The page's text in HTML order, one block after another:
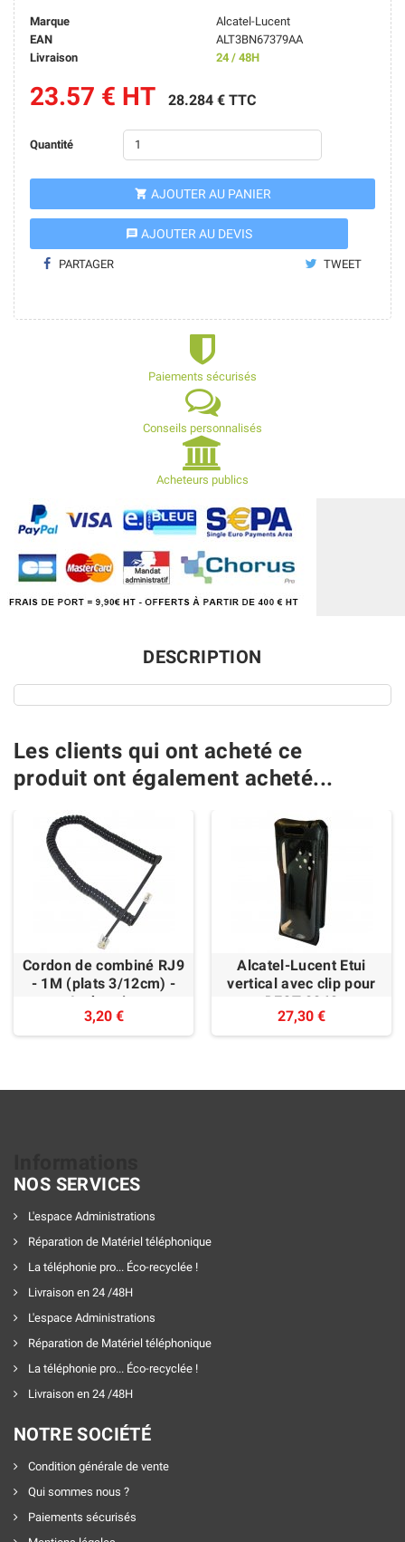
Marque
Alcatel-Lucent
EAN
ALT3BN67379AA
Livraison
24 / 48H
23.57 € HT 28.284 € TTC
Quantité
 AJOUTER AU PANIER
message AJOUTER AU DEVIS
PARTAGER TWEET
Paiements sécurisés
Conseils personnalisés
Acheteurs publics
DESCRIPTION
Les clients qui ont acheté ce
produit ont également acheté...
Cordon de combiné RJ9
- 1M (plats 3/12cm) -
Anthracite
3,20 €
Alcatel-Lucent Etui
vertical avec clip pour
DECT 8262
27,30 €
NOS SERVICES
L'espace Administrations
Réparation de Matériel téléphonique
La téléphonie pro... Éco-recyclée !
Livraison en 24 /48H
L'espace Administrations
Réparation de Matériel téléphonique
La téléphonie pro... Éco-recyclée !
Livraison en 24 /48H
NOTRE SOCIÉTÉ
Condition générale de vente
Qui sommes nous ?
Paiements sécurisés